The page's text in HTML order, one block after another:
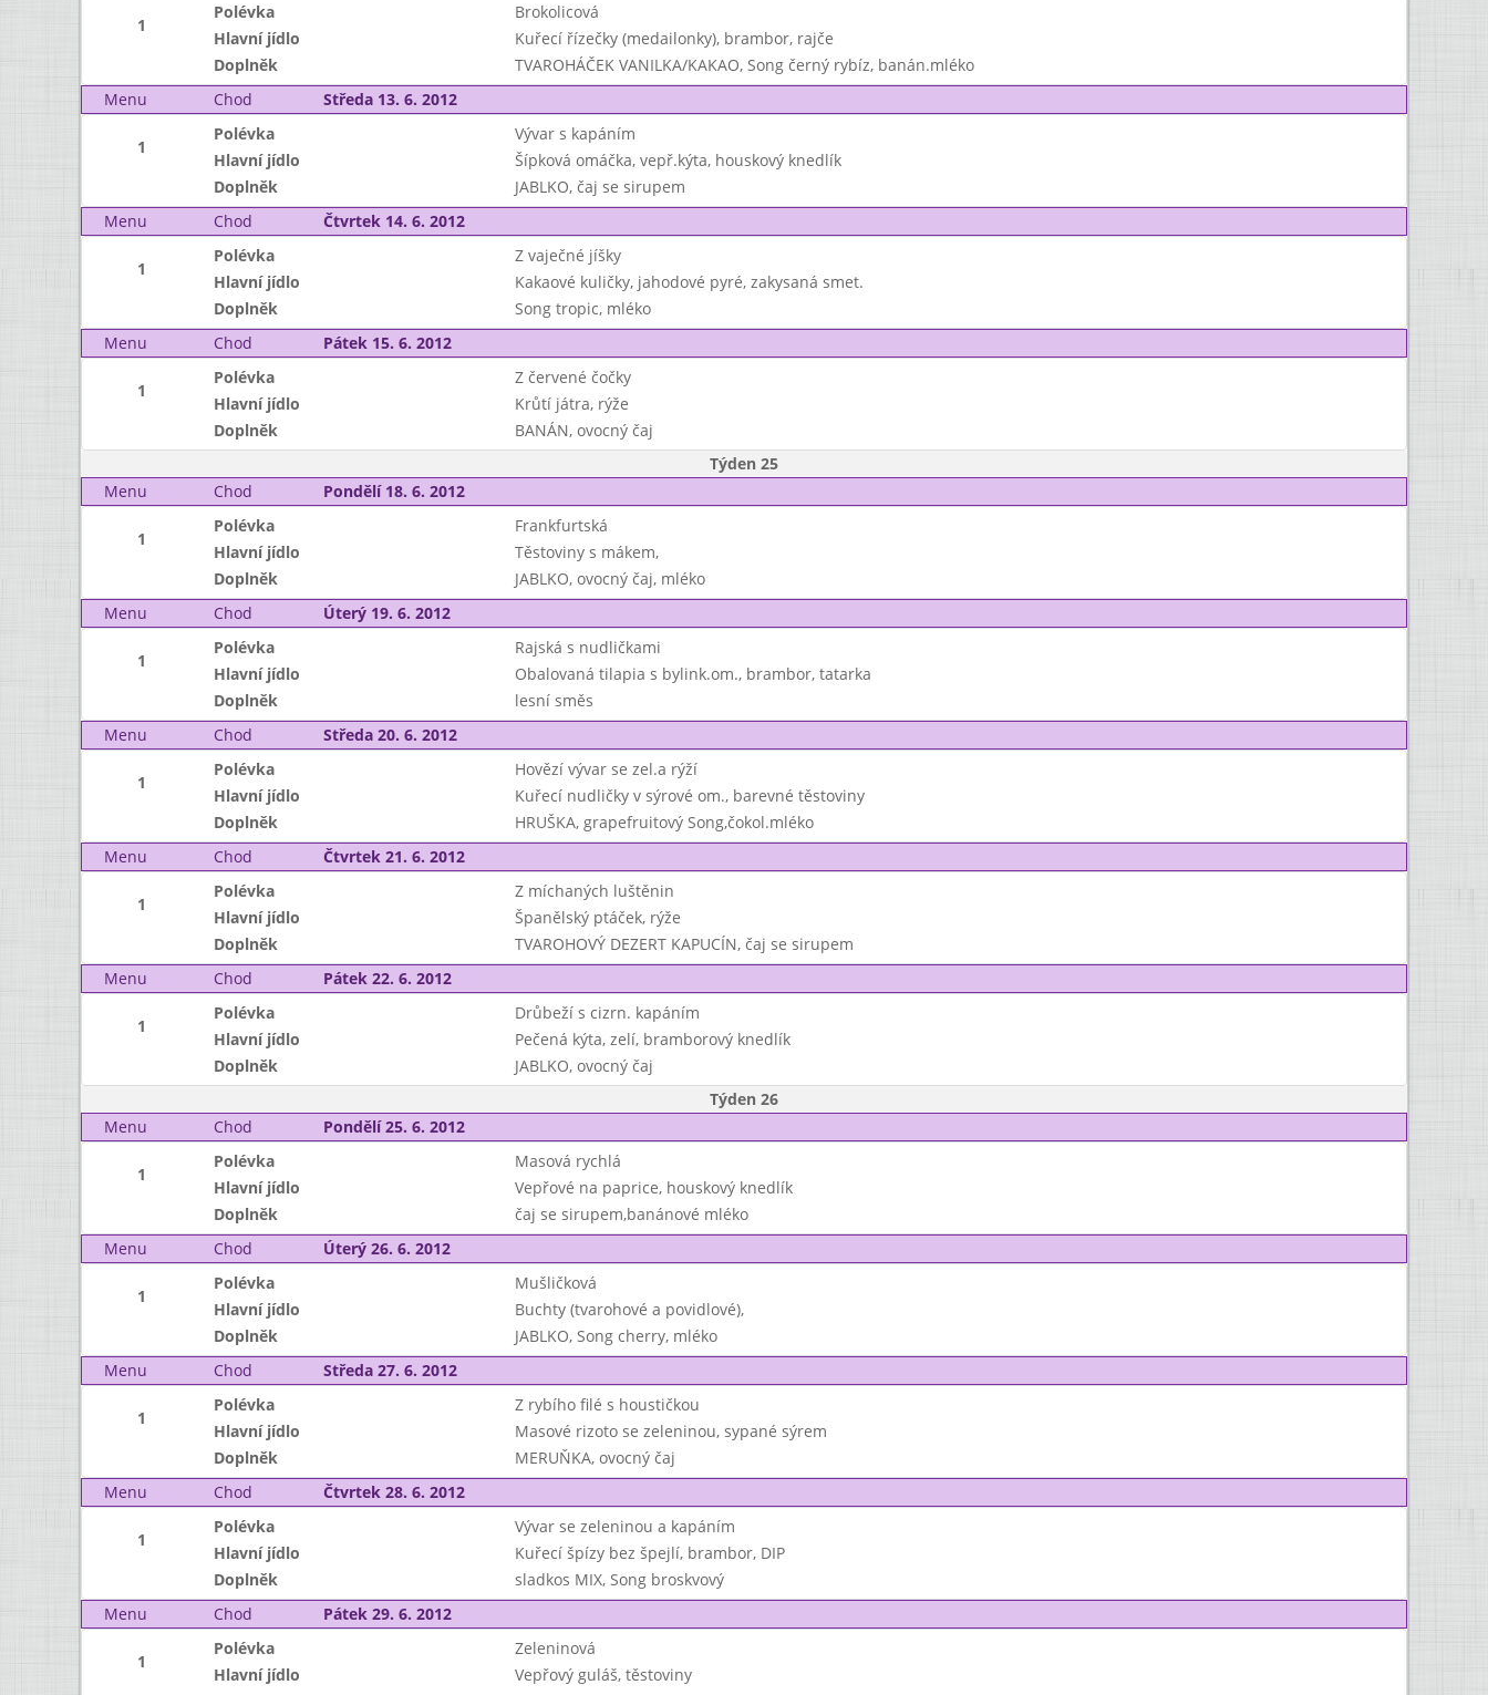
1
Polévka
Brokolicová
Hlavní jídlo
Kuřecí řízečky (medailonky), brambor, rajče
Doplněk
TVAROHÁČEK VANILKA/KAKAO, Song černý rybíz, banán.mléko
Menu
Chod Středa 13. 6. 2012
1
Polévka
Vývar s kapáním
Hlavní jídlo
Šípková omáčka, vepř.kýta, houskový knedlík
Doplněk
JABLKO, čaj se sirupem
Menu
Chod Čtvrtek 14. 6. 2012
1
Polévka
Z vaječné jíšky
Hlavní jídlo
Kakaové kuličky, jahodové pyré, zakysaná smet.
Doplněk
Song tropic, mléko
Menu
Chod Pátek 15. 6. 2012
1
Polévka
Z červené čočky
Hlavní jídlo
Krůtí játra, rýže
Doplněk
BANÁN, ovocný čaj
Týden 25
Menu
Chod Pondělí 18. 6. 2012
1
Polévka
Frankfurtská
Hlavní jídlo
Těstoviny s mákem,
Doplněk
JABLKO, ovocný čaj, mléko
Menu
Chod Úterý 19. 6. 2012
1
Polévka
Rajská s nudličkami
Hlavní jídlo
Obalovaná tilapia s bylink.om., brambor, tatarka
Doplněk
lesní směs
Menu
Chod Středa 20. 6. 2012
1
Polévka
Hovězí vývar se zel.a rýží
Hlavní jídlo
Kuřecí nudličky v sýrové om., barevné těstoviny
Doplněk
HRUŠKA, grapefruitový Song,čokol.mléko
Menu
Chod Čtvrtek 21. 6. 2012
1
Polévka
Z míchaných luštěnin
Hlavní jídlo
Španělský ptáček, rýže
Doplněk
TVAROHOVÝ DEZERT KAPUCÍN, čaj se sirupem
Menu
Chod Pátek 22. 6. 2012
1
Polévka
Drůbeží s cizrn. kapáním
Hlavní jídlo
Pečená kýta, zelí, bramborový knedlík
Doplněk
JABLKO, ovocný čaj
Týden 26
Menu
Chod Pondělí 25. 6. 2012
1
Polévka
Masová rychlá
Hlavní jídlo
Vepřové na paprice, houskový knedlík
Doplněk
čaj se sirupem,banánové mléko
Menu
Chod Úterý 26. 6. 2012
1
Polévka
Mušličková
Hlavní jídlo
Buchty (tvarohové a povidlové),
Doplněk
JABLKO, Song cherry, mléko
Menu
Chod Středa 27. 6. 2012
1
Polévka
Z rybího filé s houstičkou
Hlavní jídlo
Masové rizoto se zeleninou, sypané sýrem
Doplněk
MERUŇKA, ovocný čaj
Menu
Chod Čtvrtek 28. 6. 2012
1
Polévka
Vývar se zeleninou a kapáním
Hlavní jídlo
Kuřecí špízy bez špejlí, brambor, DIP
Doplněk
sladkos MIX, Song broskvový
Menu
Chod Pátek 29. 6. 2012
1
Polévka
Zeleninová
Hlavní jídlo
Vepřový guláš, těstoviny